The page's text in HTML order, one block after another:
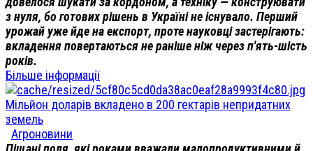
з нуля, бо готових рішень в Україні не існувало. Перший
урожай уже йде на експорт, проте науковці застерігають:
вкладення повертаються не раніше ніж через п'ять-шість
років.
Більше інформації
Мільйон доларів вкладено в 200 гектарів непридатних
земель
Агроновини